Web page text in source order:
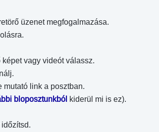
üzenet megfogalmazása.
vagy videót válassz.
link a posztban.
bloposztunkból kiderül mi is ez).